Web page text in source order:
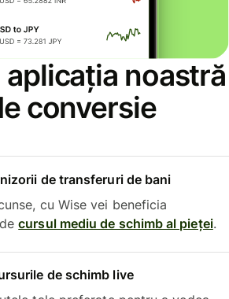
aplicația noastră
conversie
de transferuri de bani
cu Wise vei beneficia
cursul mediu de schimb al pieței.
de schimb live